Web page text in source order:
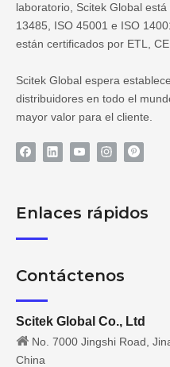
laboratorio, Scitek Global
13485, ISO 45001 e ISO
están certificados por ETL, CE
Scitek Global espera
distribuidores en todo el
mayor valor para el cliente.
Enlaces rápidos
Contáctenos
Scitek Global Co., Ltd
 No. 7000 Jingshi Road,
China